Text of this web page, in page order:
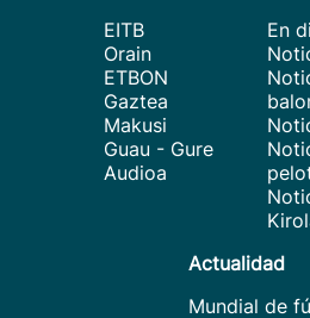
EITB
Orain
ETBON
Gaztea
Makusi
Guau - Gure
Audioa
En
Actualidad
Mundial de